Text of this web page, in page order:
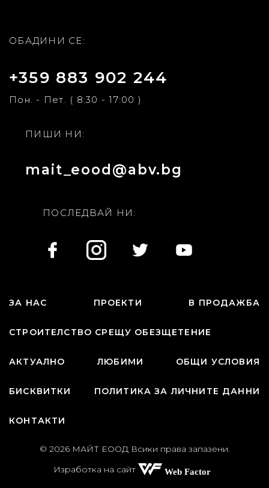
ОБАДИНИ СЕ:
+359 883 902 244
Пон. - Пет. ( 8:30 - 17:00 )
ПИШИ НИ:
mait_eood@abv.bg
ПОСЛЕДВАЙ НИ:
ЗА НАС ПРОЕКТИ В ПРОДАЖБА
СТРОИТЕЛСТВО СРЕЩУ ОБЕЗЩЕТЕНИЕ
АКТУАЛНО ЛЮБИМИ ОБЩИ УСЛОВИЯ
БИСКВИТКИ ПОЛИТИКА ЗА ЛИЧНИТЕ ДАННИ
КОНТАКТИ
© 2026 МАЙТ ЕООД Всики права запазени.
Изработка на сайт